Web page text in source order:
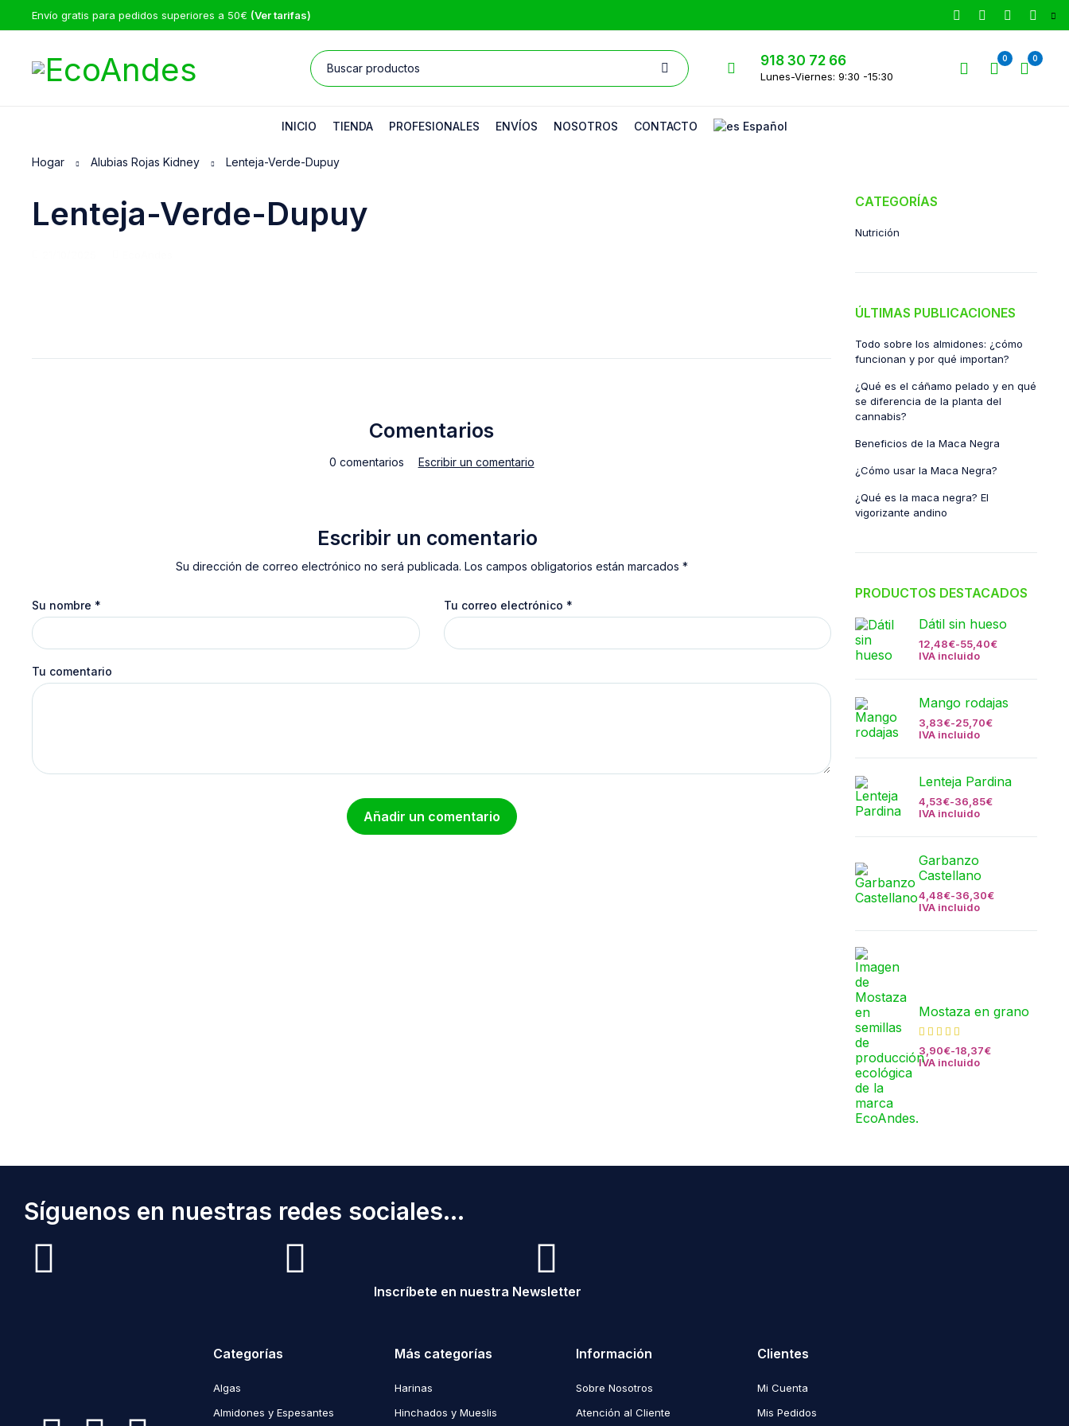
Envío gratis para pedidos superiores a 50€ (Ver tarifas)
918 30 72 66
Lunes-Viernes: 9:30 -15:30
0 0
INICIO TIENDA PROFESIONALES ENVÍOS NOSOTROS CONTACTO Español
Hogar Alubias Rojas Kidney Lenteja-Verde-Dupuy
Lenteja-Verde-Dupuy
Comentarios
0 comentarios Escribir un comentario
Escribir un comentario
Su dirección de correo electrónico no será publicada. Los campos obligatorios están marcados *
Su nombre * Tu correo electrónico *
Tu comentario
Añadir un comentario
CATEGORÍAS
Nutrición
ÚLTIMAS PUBLICACIONES
Todo sobre los almidones: ¿cómo
funcionan y por qué importan?
¿Qué es el cáñamo pelado y en qué
se diferencia de la planta del
cannabis?
Beneficios de la Maca Negra
¿Cómo usar la Maca Negra?
¿Qué es la maca negra? El
vigorizante andino
PRODUCTOS DESTACADOS
Dátil sin hueso
12,48€-55,40€
IVA incluido
Mango rodajas
3,83€-25,70€
IVA incluido
Lenteja Pardina
4,53€-36,85€
IVA incluido
Garbanzo
Castellano
4,48€-36,30€
IVA incluido
Mostaza en grano
3,90€-18,37€
IVA incluido
Síguenos en nuestras redes sociales...
Inscríbete en nuestra Newsletter
Categorías
Algas
Almidones y Espesantes
Más categorías
Harinas
Hinchados y Mueslis
Información
Sobre Nosotros
Atención al Cliente
Clientes
Mi Cuenta
Mis Pedidos